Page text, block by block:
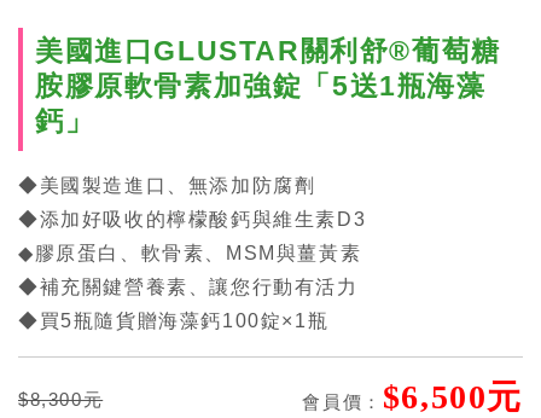
美國進口GLUSTAR關利舒®葡萄糖
胺膠原軟骨素加強錠「5送1瓶海藻
鈣」
◆美國製造進口、無添加防腐劑
◆添加好吸收的檸檬酸鈣與維生素D3
◆膠原蛋白、軟骨素、MSM與薑黃素
◆補充關鍵營養素、讓您行動有活力
◆買5瓶隨貨贈海藻鈣100錠×1瓶
$8,300元 會員價： $6,500元